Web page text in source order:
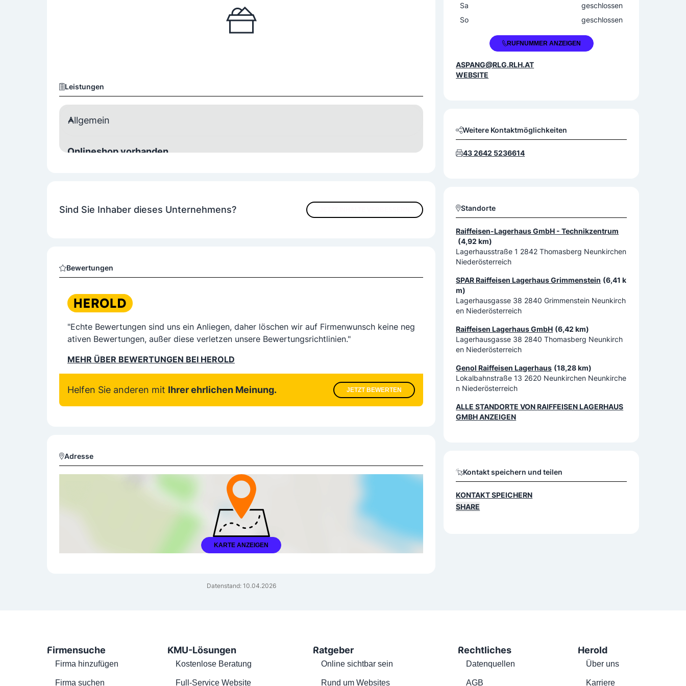
Leistungen
Allgemein
Onlineshop vorhanden
Sind Sie Inhaber dieses Unternehmens?
Bewertungen
"Echte Bewertungen sind uns ein Anliegen, daher löschen wir auf Firmenwunsch keine neg
ativen Bewertungen, außer diese verletzen unsere Bewertungsrichtlinien."
MEHR ÜBER BEWERTUNGEN BEI HEROLD
Helfen Sie anderen mit Ihrer ehrlichen Meinung. JETZT BEWERTEN
Adresse
KARTE ANZEIGEN
Datenstand: 10.04.2026
Sa
geschlossen
So
geschlossen
+43 2642 52366RUFNUMMER ANZEIGEN
ASPANG@RLG.RLH.AT
WEBSITE
Weitere Kontaktmöglichkeiten
43 2642 5236614
Standorte
Raiffeisen-Lagerhaus GmbH - Technikzentrum
(4,92 km)
Lagerhausstraße 1 2842 Thomasberg Neunkirchen
Niederösterreich
SPAR Raiffeisen Lagerhaus Grimmenstein (6,41 k
m)
Lagerhausgasse 38 2840 Grimmenstein Neunkirch
en Niederösterreich
Raiffeisen Lagerhaus GmbH (6,42 km)
Lagerhausgasse 38 2840 Thomasberg Neunkirch
en Niederösterreich
Genol Raiffeisen Lagerhaus (18,28 km)
Lokalbahnstraße 13 2620 Neunkirchen Neunkirche
n Niederösterreich
ALLE STANDORTE VONRAIFFEISEN LAGERHAUS
GMBHANZEIGEN
Kontakt speichern und teilen
KONTAKT SPEICHERN
SHARE
Firmensuche
Firma hinzufügen
Firma suchen
KMU-Lösungen
Kostenlose Beratung
Full-Service Website
Ratgeber
Online sichtbar sein
Rund um Websites
Rechtliches
Datenquellen
AGB
Herold
Über uns
Karriere